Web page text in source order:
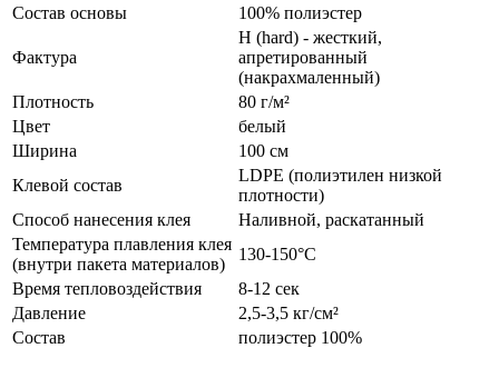
Состав основы
100% полиэстер
Фактура
H (hard) - жесткий,
апретированный
(накрахмаленный)
Плотность
80 г/м²
Цвет
белый
Ширина
100 см
Клевой состав
LDPE (полиэтилен низкой
плотности)
Способ нанесения клея
Наливной, раскатанный
Температура плавления клея
(внутри пакета материалов)
130-150°С
Время тепловоздействия
8-12 сек
Давление
2,5-3,5 кг/см²
Состав
полиэстер 100%